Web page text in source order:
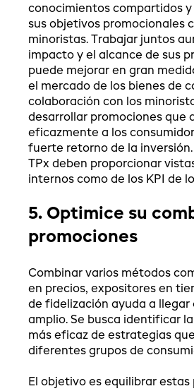
conocimientos compartidos
sus objetivos promocionales
minoristas. Trabajar juntos
impacto y el alcance de sus
puede mejorar en gran
el mercado de los bienes de
colaboración con los
desarrollar promociones que
eficazmente a los
fuerte retorno de la inversión.
TPx deben proporcionar
internos como de los KPI de
5. Optimice su
promociones
Combinar varios métodos
en precios, expositores en
de fidelización ayuda a llegar
amplio. Se busca identificar
más eficaz de estrategias
diferentes grupos de
El objetivo es equilibrar estas